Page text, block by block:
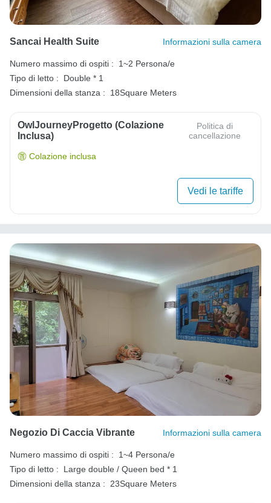
Sancai Health Suite Informazioni sulla camera
Numero massimo di ospiti :
1~2 Persona/e
Tipo di letto :
Double * 1
Dimensioni della stanza :
18Square Meters
OwlJourneyProgetto (colazione
Inclusa)
Politica di
cancellazione
Colazione inclusa
Vedi le tariffe
Negozio Di Caccia Vibrante Informazioni sulla camera
Numero massimo di ospiti :
1~4 Persona/e
Tipo di letto :
Large double / Queen bed * 1
Dimensioni della stanza : 23Square Meters